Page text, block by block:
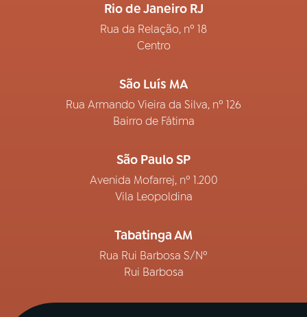
Rio de Janeiro RJ
Rua da Relação, nº 18
Centro
São Luís MA
Rua Armando Vieira da Silva, nº 126
Bairro de Fátima
São Paulo SP
Avenida Mofarrej, nº 1.200
Vila Leopoldina
Tabatinga AM
Rua Rui Barbosa S/Nº
Rui Barbosa